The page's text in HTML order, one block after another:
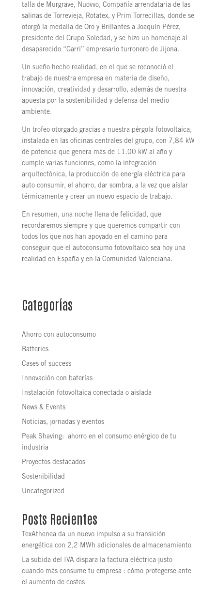
talla de Murgrave, Nuovvo, Compañía arrendataria de las
salinas de Torrevieja, Rotatex, y Prim Torrecillas, donde se
otorgó la medalla de Oro y Brillantes a Joaquín Pérez,
presidente del Grupo Soledad, y se hizo un homenaje al
desaparecido “Garri” empresario turronero de Jijona.
Un sueño hecho realidad, en el que se reconoció el
trabajo de nuestra empresa en materia de diseño,
innovación, creatividad y desarrollo, además de nuestra
apuesta por la sostenibilidad y defensa del medio
ambiente.
Un trofeo otorgado gracias a nuestra pérgola fotovoltaica,
instalada en las oficinas centrales del grupo, con 7,84 kW
de potencia que genera más de 11.00 kW al año y
cumple varias funciones, como la integración
arquitectónica, la producción de energía eléctrica para
auto consumir, el ahorro, dar sombra, a la vez que aíslar
térmicamente y crear un nuevo espacio de trabajo.
En resumen, una noche llena de felicidad, que
recordaremos siempre y que queremos compartir con
todos los que nos han apoyado en el camino para
conseguir que el autoconsumo fotovoltaico sea hoy una
realidad en España y en la Comunidad Valenciana.
Categorías
Ahorro con autoconsumo
Batteries
Cases of success
Innovación con baterías
Instalación fotovoltaica conectada o aislada
News & Events
Noticias, jornadas y eventos
Peak Shaving: ahorro en el consumo enérgico de tu
industria
Proyectos destacados
Sostenibilidad
Uncategorized
Posts Recientes
TexAthenea da un nuevo impulso a su transición
energética con 2,2 MWh adicionales de almacenamiento
La subida del IVA dispara la factura eléctrica justo
cuando más consume tu empresa : cómo protegerse ante
el aumento de costes